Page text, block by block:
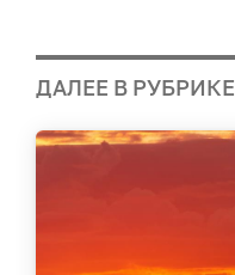
ДАЛЕЕ В РУБРИКЕ